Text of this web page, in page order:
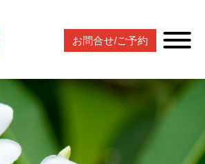
お問合せ/ご予約